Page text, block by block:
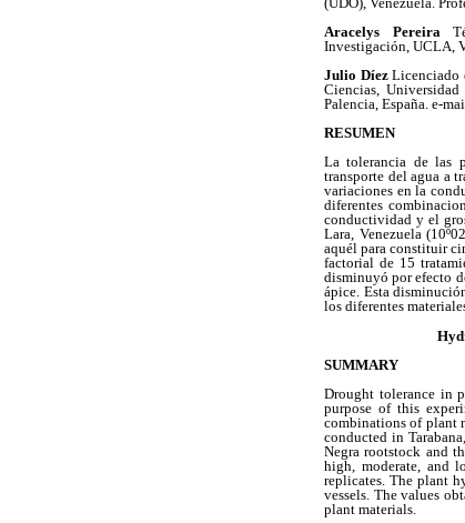
Aracelys Pereira
Investigación, UCLA,
Julio DíezLicenciado
Ciencias,
Palencia, España. e-
RESUMEN
La tolerancia de las
transporte del agua a
variaciones en la
diferentes
conductividad y el
Lara, Venezuela
aquél para constituir
factorial de 15
disminuyó por efecto
ápice. Esta
los diferentes
SUMMARY
Drought tolerance in
purpose of this
combinations of plant
conducted in
Negra rootstock and
high, moderate, and
replicates. The plant
vessels. The values
plant materials.